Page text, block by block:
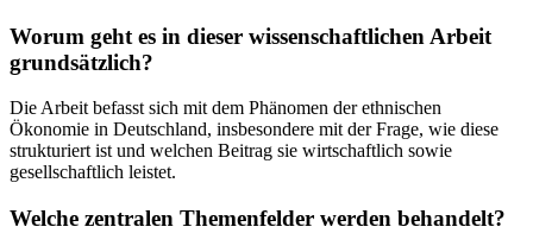
Worum geht es in dieser wissenschaftlichen Arbeit
grundsätzlich?
Die Arbeit befasst sich mit dem Phänomen der ethnischen
Ökonomie in Deutschland, insbesondere mit der Frage, wie diese
strukturiert ist und welchen Beitrag sie wirtschaftlich sowie
gesellschaftlich leistet.
Welche zentralen Themenfelder werden behandelt?